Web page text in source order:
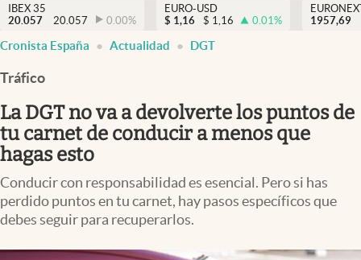
USA
Criptomonedas
España
NOTICIAS
FINANZAS
EURO
IBEX 35
20.057
20.057 0.00%
EURO-USD
$ 1,16 $ 1,16 0.01%
1957,69
Cronista España Actualidad DGT
Tráfico
La DGT no va a devolverte los puntos de
tu carnet de conducir a menos que
hagas esto
Conducir con responsabilidad es esencial. Pero si has
perdido puntos en tu carnet, hay pasos específicos que
debes seguir para recuperarlos.